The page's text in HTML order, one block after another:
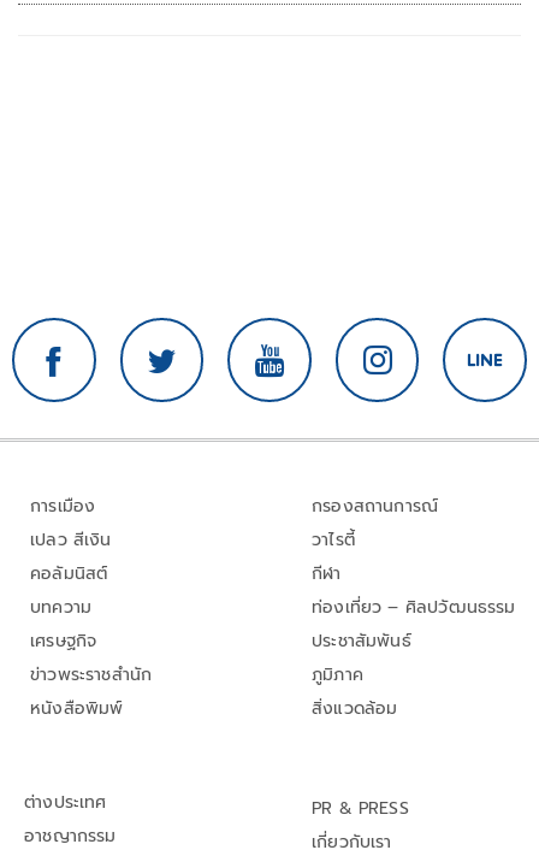
การเมือง
เปลว สีเงิน
คอลัมนิสต์
บทความ
เศรษฐกิจ
ข่าวพระราชสำนัก
หนังสือพิมพ์
กรองสถานการณ์
วาไรตี้
กีฬา
ท่องเที่ยว – ศิลปวัฒนธรรม
ประชาสัมพันธ์
ภูมิภาค
สิ่งแวดล้อม
ต่างประเทศ
อาชญากรรม
PR & PRESS
เกี่ยวกับเรา